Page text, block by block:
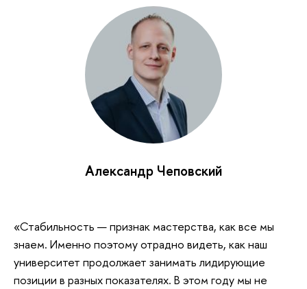
Александр Чеповский
«Стабильность — признак мастерства, как все мы
знаем. Именно поэтому отрадно видеть, как наш
университет продолжает занимать лидирующие
позиции в разных показателях. В этом году мы не